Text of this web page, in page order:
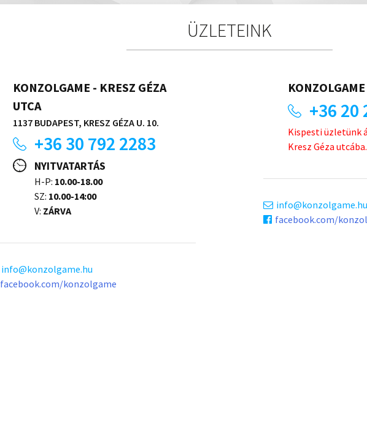
ÜZLETEINK
KONZOLGAME - KRESZ GÉZA
UTCA
1137 BUDAPEST, KRESZ GÉZA U. 10.
+36 30 792 2283
NYITVATARTÁS
H-P: 10.00-18.00
SZ: 10.00-14:00
V: ZÁRVA
info
konzolgame.hu
facebook.com/konzolgame
+36 20
Kispesti
Kresz Géza utcába.
info
konzolgame.hu
facebook.com/